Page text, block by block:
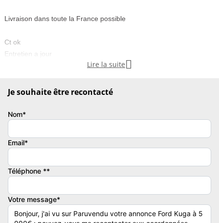
Livraison dans toute la France possible
Ct ok
Entretien a jour
Suivie d’entretien disponible
Véhicule se trouve dans un état très propre pas de frais a prévoir
- REGULATEUR DE VITESSE
- SIÈGES CHAUFFANTS
- CLIMATISATION AUTOMATIQUE
Lire la suite 
Je souhaite être recontacté
Nom*
Email*
Téléphone **
Votre message*